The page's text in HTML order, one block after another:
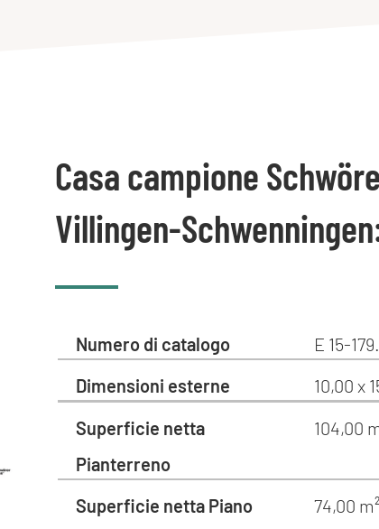
Casa campione
Villingen-
Numero di catalogo
E 15-
Dimensioni esterne
10,00 x
Superficie netta
Pianterreno
104,00
Superficie netta Piano
74,00 m²